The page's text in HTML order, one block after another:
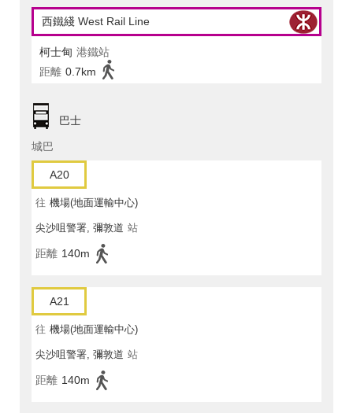
西鐵綫 West Rail Line
柯士甸 港鐵站
距離 0.7km
巴士
城巴
A20
往 機場(地面運輸中心)
尖沙咀警署, 彌敦道 站
距離 140m
A21
往 機場(地面運輸中心)
尖沙咀警署, 彌敦道 站
距離 140m